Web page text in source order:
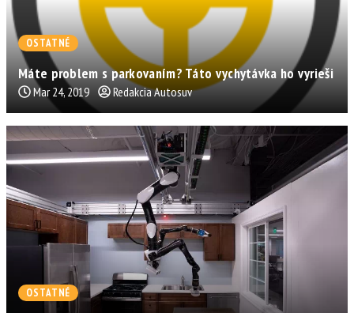
OSTATNÉ
Máte problem s parkovaním? Táto vychytávka ho vyrieši
Mar 24, 2019 Redakcia Autosuv
OSTATNÉ